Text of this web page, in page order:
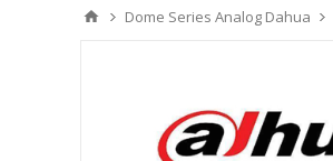
Dome Series Analog Dahua